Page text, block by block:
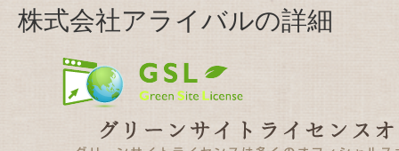
株式会社アライバルの詳細